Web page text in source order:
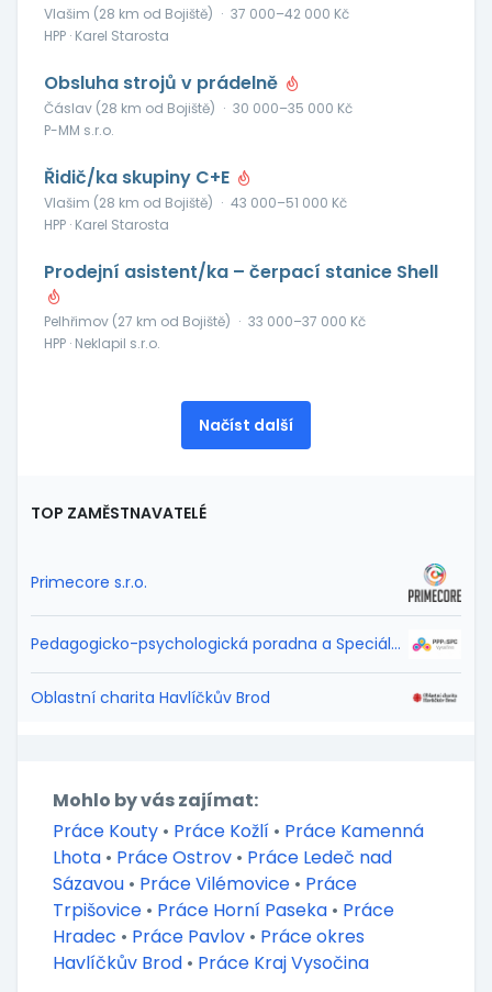
Vlašim (28 km od Bojiště) · 37 000–42 000 Kč
HPP · Karel Starosta
Obsluha strojů v prádelně
Čáslav (28 km od Bojiště) · 30 000–35 000 Kč
P-MM s.r.o.
Řidič/ka skupiny C+E
Vlašim (28 km od Bojiště) · 43 000–51 000 Kč
HPP · Karel Starosta
Prodejní asistent/ka – čerpací stanice Shell
Pelhřimov (27 km od Bojiště) · 33 000–37 000 Kč
HPP · Neklapil s.r.o.
Načíst další
TOP ZAMĚSTNAVATELÉ
Primecore s.r.o.
Pedagogicko-psychologická poradna a Speciálně pedagogické centrum Vysočina
Oblastní charita Havlíčkův Brod
Mohlo by vás zajímat:
Práce Kouty • Práce Kožlí • Práce Kamenná
Lhota • Práce Ostrov • Práce Ledeč nad
Sázavou • Práce Vilémovice • Práce
Trpišovice • Práce Horní Paseka • Práce
Hradec • Práce Pavlov • Práce okres
Havlíčkův Brod • Práce Kraj Vysočina